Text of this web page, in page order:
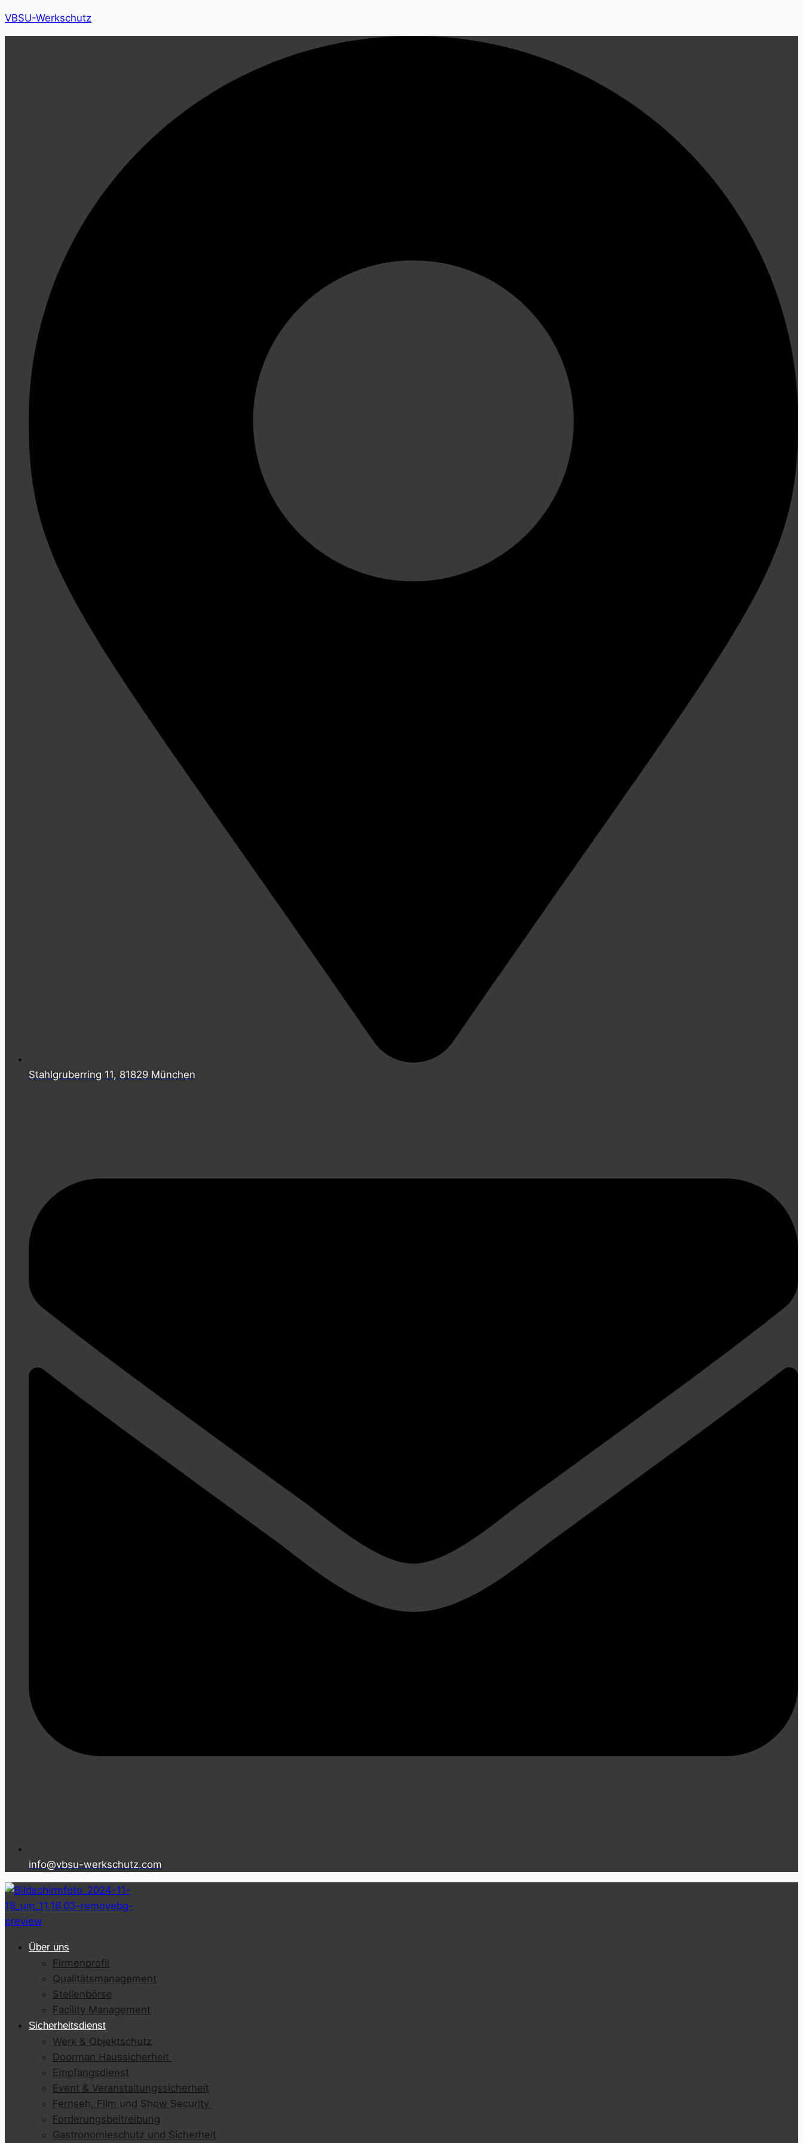
VBSU-Werkschutz
Stahlgruberring 11, 81829 München
info@vbsu-werkschutz.com
Über uns
Firmenprofil
Qualitätsmanagement
Stellenbörse
Facility Management
Sicherheitsdienst
Werk & Objektschutz
Doorman Haussicherheit
Empfangsdienst
Event & Veranstaltungssicherheit
Fernseh, Film und Show Security
Forderungsbeitreibung
Gastronomieschutz und Sicherheit